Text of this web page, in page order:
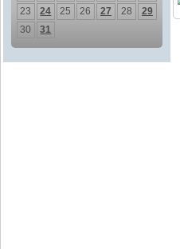
23
24 25 26 27 28
29
30
31